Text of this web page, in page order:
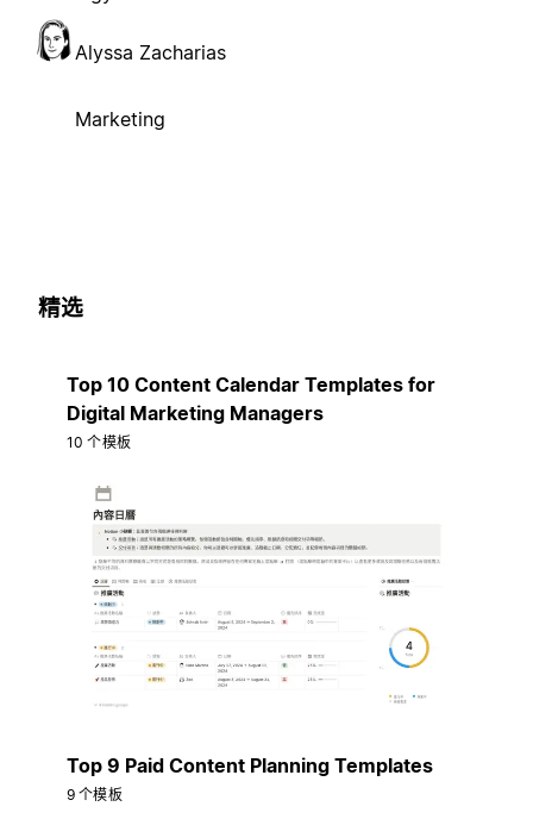
Alyssa Zacharias
Marketing
精选
Top 10 Content Calendar Templates for
Digital Marketing Managers
10 个模板
Top 9 Paid Content Planning Templates
9 个模板